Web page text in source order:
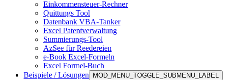
Einkommensteuer-Rechner
Quittungs Tool
Datenbank VBA-Tanker
Excel Patentverwaltung
Summierungs-Tool
AzSee für Reedereien
e-Book Excel-Formeln
Excel Formel-Buch
Beispiele / Lösungen
MOD_MENU_TOGGLE_SUBMENU_LABEL